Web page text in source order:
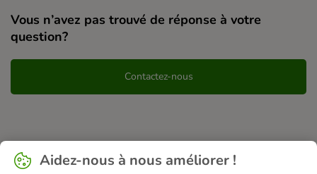
Vous n’avez pas trouvé de réponse à votre
question?
Contactez-nous
Aidez-nous à nous améliorer !